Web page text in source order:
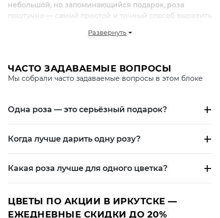
небольшой, но запоминающийся подарок, роза
поштучно — самый простой и точный способ выразить
при этом всегда воспринимается эмоционально и
В Fashion Flowers розы поштучно выбирают, когда
важно сделать небольшой, но значимый подарок.
Одна роза — это не маленький букет, а отдельный
формат подарка.
Она передаёт:
симпатию;
аккуратный знак чувств;
простой, но личный жест.
Развернуть
ЧАСТО ЗАДАВАЕМЫЕ ВОПРОСЫ
Мы собрали часто задаваемые вопросы в этом блоке
Одна роза — это серьёзный подарок?
Когда лучше дарить одну розу?
Какая роза лучше для одного цветка?
ЦВЕТЫ ПО АКЦИИ В ИРКУТСКЕ —
ЕЖЕДНЕВНЫЕ СКИДКИ ДО 20%